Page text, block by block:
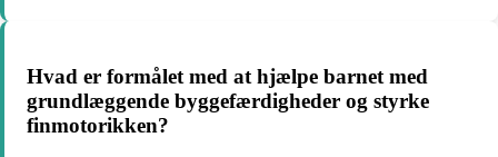
Hvad er formålet med at hjælpe barnet med
grundlæggende byggefærdigheder og styrke
finmotorikken?